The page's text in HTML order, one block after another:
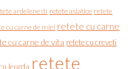
ardelenesti retete asiatice retete
cu carne de miel retete cu carne
cu carne de vita retete cu creveti
leurda retete